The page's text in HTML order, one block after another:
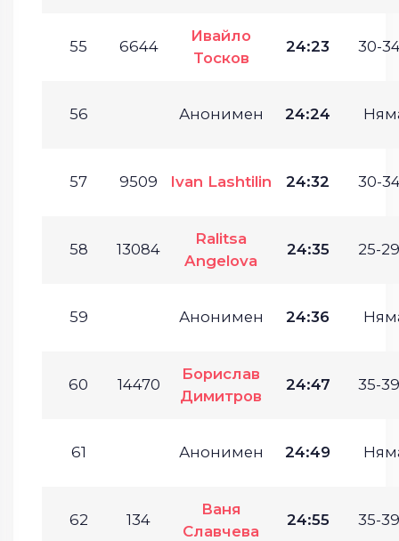
55 6644
Ивайло
Тосков
24:23 30-
56 Анонимен 24:24
57 9509 Ivan Lashtilin 24:32 30-
58 13084
Ralitsa
Angelova
24:35 25-
59 Анонимен 24:36
60 14470
Борислав
Димитров
24:47 35-
61 Анонимен 24:49
62 134
Ваня
Славчева
24:55 35-